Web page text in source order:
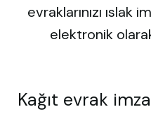
evraklarınızı ıslak
elektronik
Kağıt evrak